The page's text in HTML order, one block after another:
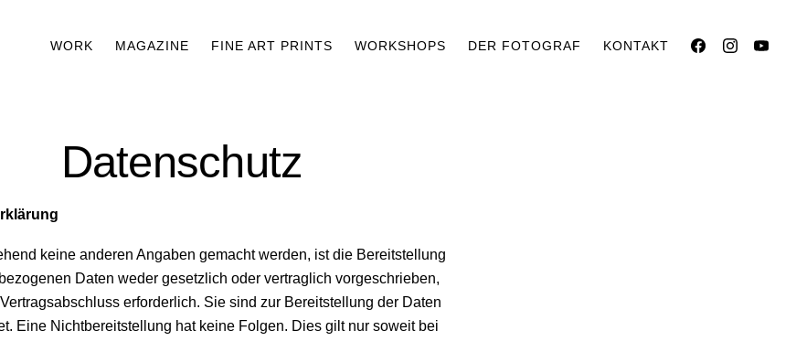
WORK MAGAZINE FINE ART PRINTS WORKSHOPS DER FOTOGRAF KONTAKT
Datenschutz
keine anderen Angaben gemacht werden, ist die Bereitstellung
Daten weder gesetzlich oder vertraglich vorgeschrieben,
erforderlich. Sie sind zur Bereitstellung der Daten
Eine Nichtbereitstellung hat keine Folgen. Dies gilt nur soweit bei